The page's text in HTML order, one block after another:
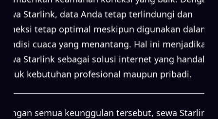
sewa Starlink, data Anda tetap terlindungi dan
koneksi tetap optimal meskipun digunakan dalam
kondisi cuaca yang menantang. Hal ini menjadikan
sewa Starlink sebagai solusi internet yang handal
untuk kebutuhan profesional maupun pribadi.
Dengan semua keunggulan tersebut, sewa Starlink